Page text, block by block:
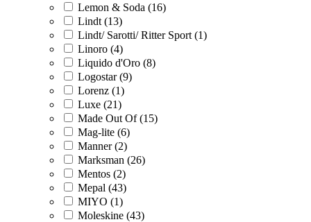
Lemon & Soda (16)
Lindt (13)
Lindt/ Sarotti/ Ritter Sport (1)
Linoro (4)
Liquido d'Oro (8)
Logostar (9)
Lorenz (1)
Luxe (21)
Made Out Of (15)
Mag-lite (6)
Manner (2)
Marksman (26)
Mentos (2)
Mepal (43)
MIYO (1)
Moleskine (43)